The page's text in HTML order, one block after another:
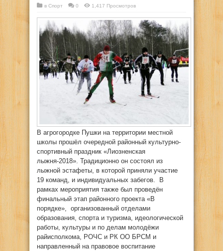
в Спорт 0 1,417 Просмотров
В агрогородке Пушки на территории местной
школы прошёл очередной районный культурно-
спортивный праздник «Лиозненская
лыжня-2018». Традиционно он состоял из
лыжной эстафеты, в которой приняли участие
19 команд, и индивидуальных забегов. В
рамках мероприятия также был проведён
финальный этап районного проекта «В
порядке», организованный отделами
образования, спорта и туризма, идеологической
работы, культуры и по делам молодёжи
райисполкома, РОЧС и РК ОО БРСМ и
направленный на правовое воспитание